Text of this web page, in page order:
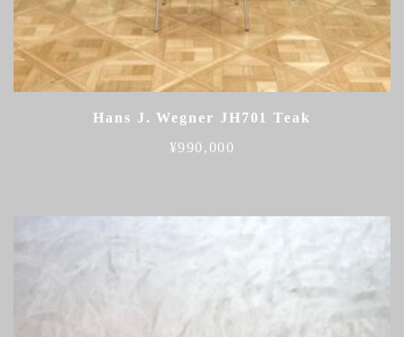
Hans J. Wegner JH701 Teak
¥990,000